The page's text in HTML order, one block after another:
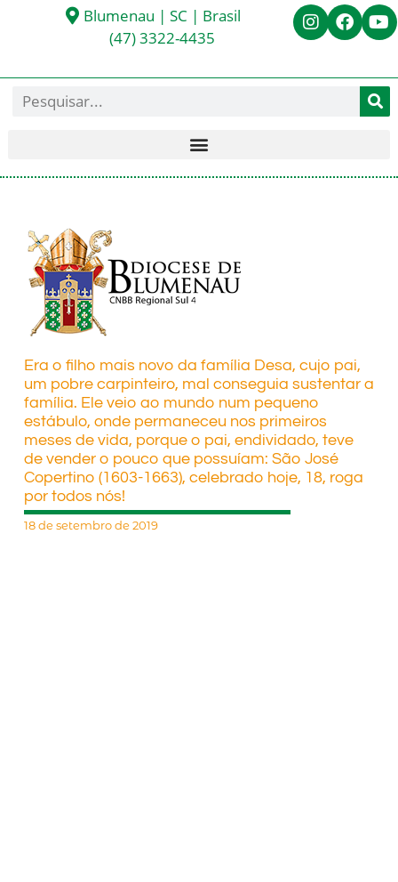
Blumenau | SC | Brasil
(47) 3322-4435
Era o filho mais novo da família Desa, cujo pai,
um pobre carpinteiro, mal conseguia sustentar a
família. Ele veio ao mundo num pequeno
estábulo, onde permaneceu nos primeiros
meses de vida, porque o pai, endividado, teve
de vender o pouco que possuíam: São José
Copertino (1603-1663), celebrado hoje, 18, roga
por todos nós!
18 de setembro de 2019